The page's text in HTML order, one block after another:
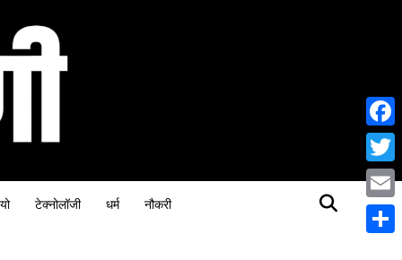
टेक्नोलॉजी धर्म नौकरी Email